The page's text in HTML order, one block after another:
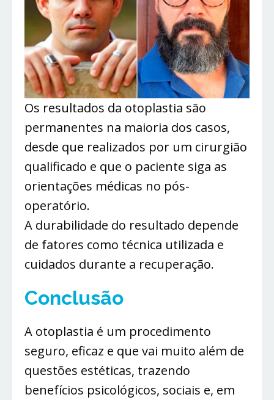
Os resultados da otoplastia são
permanentes na maioria dos casos,
desde que realizados por um cirurgião
qualificado e que o paciente siga as
orientações médicas no pós-
operatório.
A durabilidade do resultado depende
de fatores como técnica utilizada e
cuidados durante a recuperação.
Conclusão
A otoplastia é um procedimento
seguro, eficaz e que vai muito além de
questões estéticas, trazendo
benefícios psicológicos, sociais e, em